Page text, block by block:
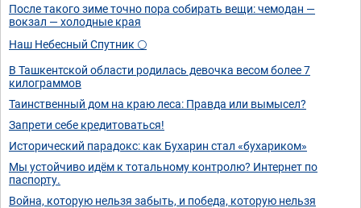
После такого зиме точно пора собирать вещи: чемодан —
вокзал — холодные края
Наш Небесный Спутник 🌕
В Ташкентской области родилась девочка весом более 7
килограммов
Таинственный дом на краю леса: Правда или вымысел?
Запрети себе кредитоваться!
Исторический парадокс: как Бухарин стал «бухариком»
Мы устойчиво идём к тотальному контролю? Интернет по
паспорту.
Война, которую нельзя забыть, и победа, которую нельзя